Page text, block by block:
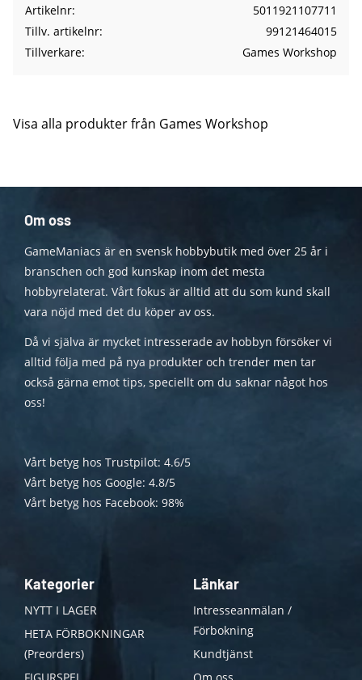
Artikelnr
5011921107711
Tillv. artikelnr
99121464015
Tillverkare
Games Workshop
Visa alla produkter från Games Workshop
Om oss
GameManiacs är en svensk hobbybutik med över 25 år i
branschen och god kunskap inom det mesta
hobbyrelaterat. Vårt fokus är alltid att du som kund skall
vara nöjd med det du köper av oss.
Då vi själva är mycket intresserade av hobbyn försöker vi
alltid följa med på nya produkter och trender men tar
också gärna emot tips, speciellt om du saknar något hos
oss!
Vårt betyg hos Trustpilot: 4.6/5
Vårt betyg hos Google: 4.8/5
Vårt betyg hos Facebook: 98%
Kategorier
NYTT I LAGER
HETA FÖRBOKNINGAR
(Preorders)
FIGURSPEL
Länkar
Intresseanmälan /
Förbokning
Kundtjänst
Om oss